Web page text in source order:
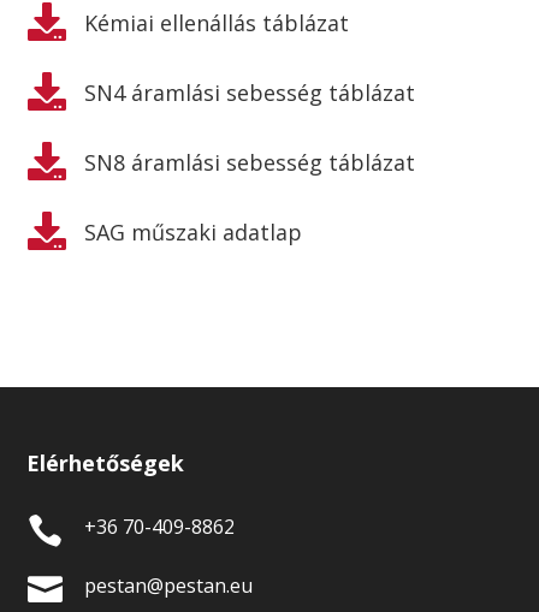
 Kémiai ellenállás táblázat
 SN4 áramlási sebesség táblázat
 SN8 áramlási sebesség táblázat
 SAG műszaki adatlap
Elérhetőségek
 +36 70-409-8862
 pestan@pestan.eu